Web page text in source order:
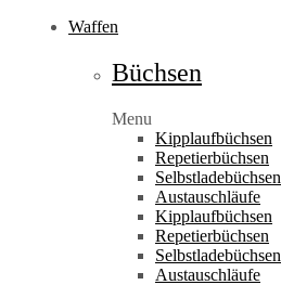
Waffen
Büchsen
Menu
Kipplaufbüchsen
Repetierbüchsen
Selbstladebüchsen
Austauschläufe
Kipplaufbüchsen
Repetierbüchsen
Selbstladebüchsen
Austauschläufe